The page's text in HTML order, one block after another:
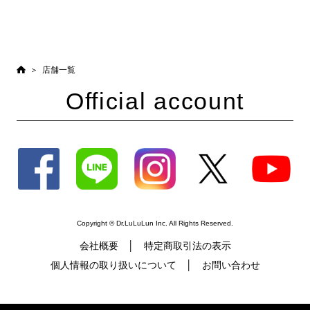
店舗一覧
Official account
Copyright © Dr.LuLuLun Inc. All Rights Reserved.
会社概要
特定商取引法の表示
個人情報の取り扱いについて
お問い合わせ